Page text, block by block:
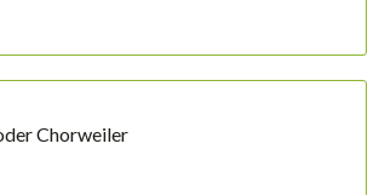
Chorweiler